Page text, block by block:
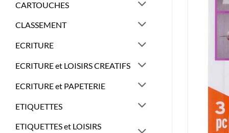
CARTOUCHES
CLASSEMENT
ECRITURE
ECRITURE et LOISIRS CREATIFS
ECRITURE et PAPETERIE
ETIQUETTES
ETIQUETTES et LOISIRS